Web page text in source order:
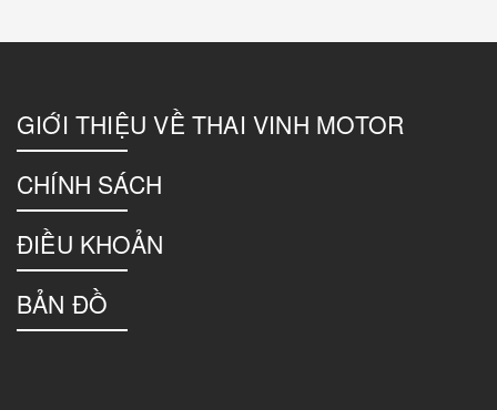
GIỚI THIỆU VỀ THAI VINH MOTOR
CHÍNH SÁCH
ĐIỀU KHOẢN
BẢN ĐỒ